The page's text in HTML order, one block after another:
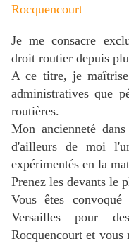
Rocquencourt
Je me consacre
droit routier depuis
A ce titre, je maîtrise
administratives que
routières.
Mon ancienneté
d'ailleurs de moi
expérimentés en la
Prenez les devants le
Vous êtes
Versailles pour
Rocquencourtet vous